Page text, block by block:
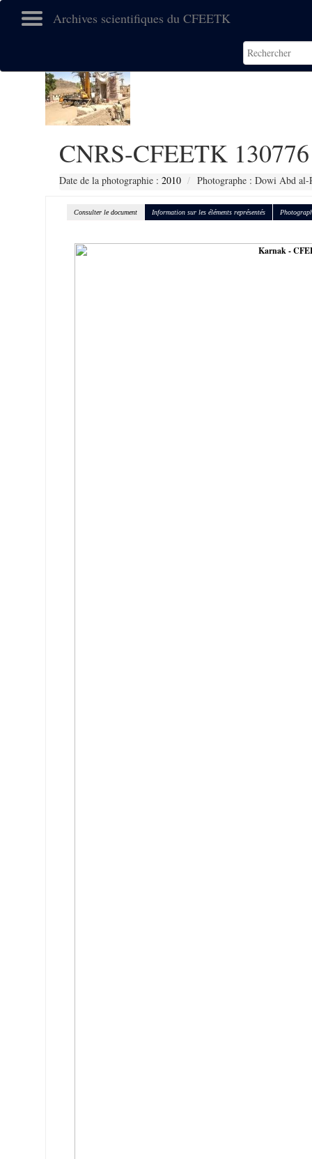
Archives scientifiques du CFEETK
CNRS-CFEETK 130776
Date de la photographie : 2010 Photographe : Dowi Abd
Consulter le document Information sur les éléments représentés